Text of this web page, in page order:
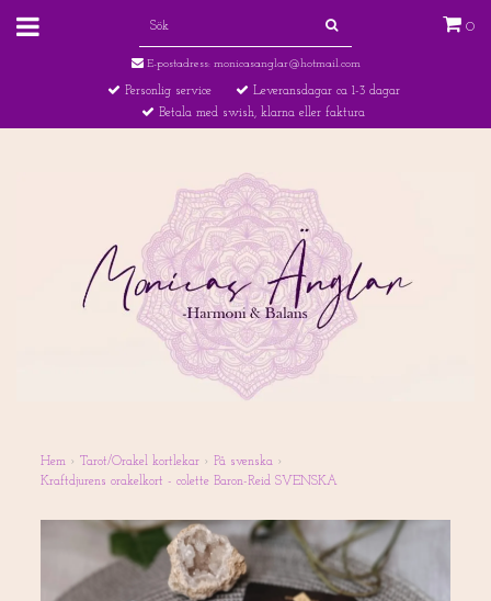
0
E-postadress: monicasanglar@hotmail.com
Personlig service
Leveransdagar ca 1-3 dagar
Betala med swish, klarna eller faktura
Hem › Tarot/Orakel kortlekar › På svenska ›
Kraftdjurens orakelkort - colette Baron-Reid SVENSKA